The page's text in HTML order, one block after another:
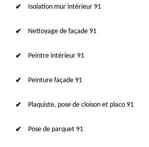
Isolation mur intérieur 91
Nettoyage de façade 91
Peintre intérieur 91
Peinture façade 91
Plaquiste, pose de cloison et placo 91
Pose de parquet 91